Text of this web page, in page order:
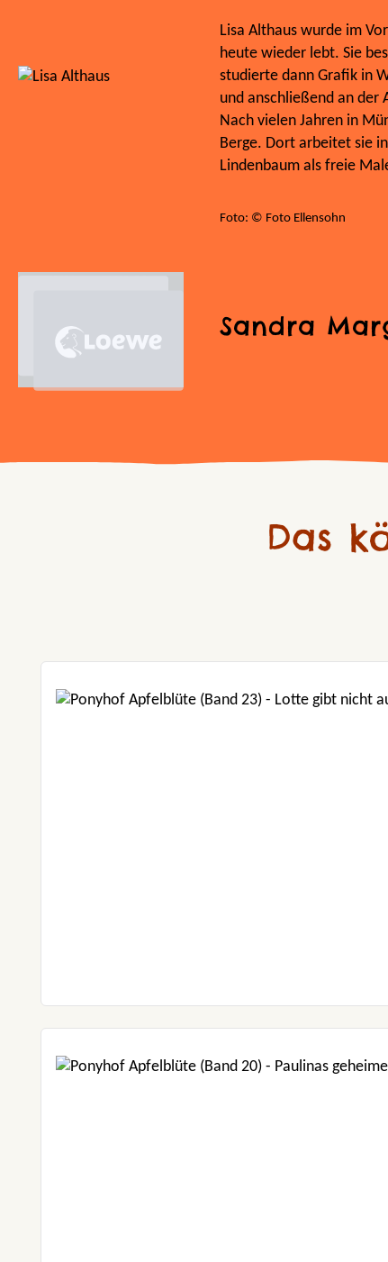
Lisa Althaus wurde im
heute wieder lebt. Sie
studierte dann Grafik in
und anschließend an der
Nach vielen Jahren in
Berge. Dort arbeitet sie
Lindenbaum als freie
Foto: © Foto Ellensohn
Sandra
Das